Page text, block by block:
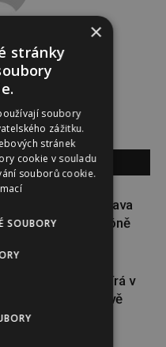
na Colours of Ostrava
zážitků v IQOS zóně
NORMAL otevírá v
své první dvě
prodejny
×
stránky
soubory
zážitku.
stránek
cookie v souladu
souborů cookie.
SOUBORY